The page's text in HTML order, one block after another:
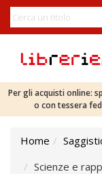
Per gli acquisti online:
o con tessera
Home
Scienze e